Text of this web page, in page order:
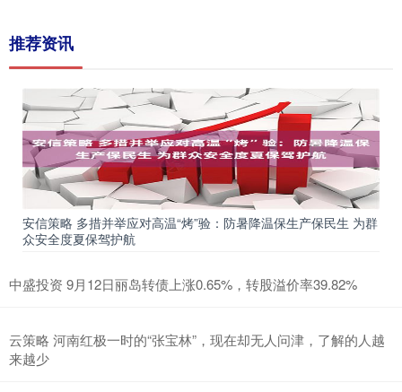
推荐资讯
安信策略 多措并举应对高温“烤”验：防暑降温保生产保民生 为群
众安全度夏保驾护航
中盛投资 9月12日丽岛转债上涨0.65%，转股溢价率39.82%
云策略 河南红极一时的“张宝林”，现在却无人问津，了解的人越
来越少